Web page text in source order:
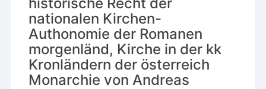
nationalen Kirchen-
Authonomie der Romanen
morgenländ, Kirche in der kk
Kronländern der österreich
Monarchie von Andreas